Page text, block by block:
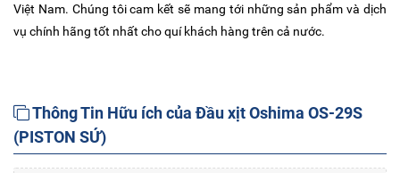
Việt Nam. Chúng tôi cam kết sẽ mang tới những sản phẩm và dịch
vụ chính hãng tốt nhất cho quí khách hàng trên cả nước.
Thông Tin Hữu ích của Đầu xịt Oshima OS-29S
(PISTON SỨ)